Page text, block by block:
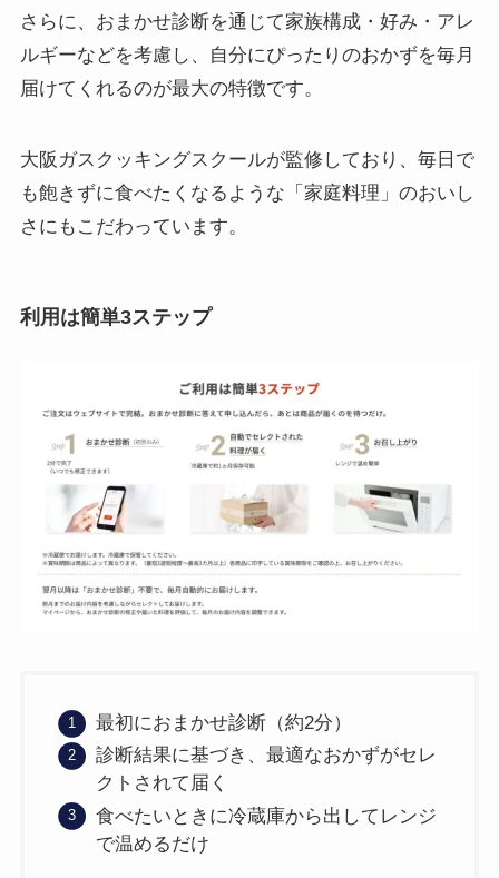
さらに、おまかせ診断を通じて家族構成・好み・アレ
ルギーなどを考慮し、自分にぴったりのおかずを毎月
届けてくれるのが最大の特徴です。
大阪ガスクッキングスクールが監修しており、毎日で
も飽きずに食べたくなるような「家庭料理」のおいし
さにもこだわっています。
利用は簡単3ステップ
最初におまかせ診断（約2分）
診断結果に基づき、最適なおかずがセレ
クトされて届く
食べたいときに冷蔵庫から出してレンジ
で温めるだけ